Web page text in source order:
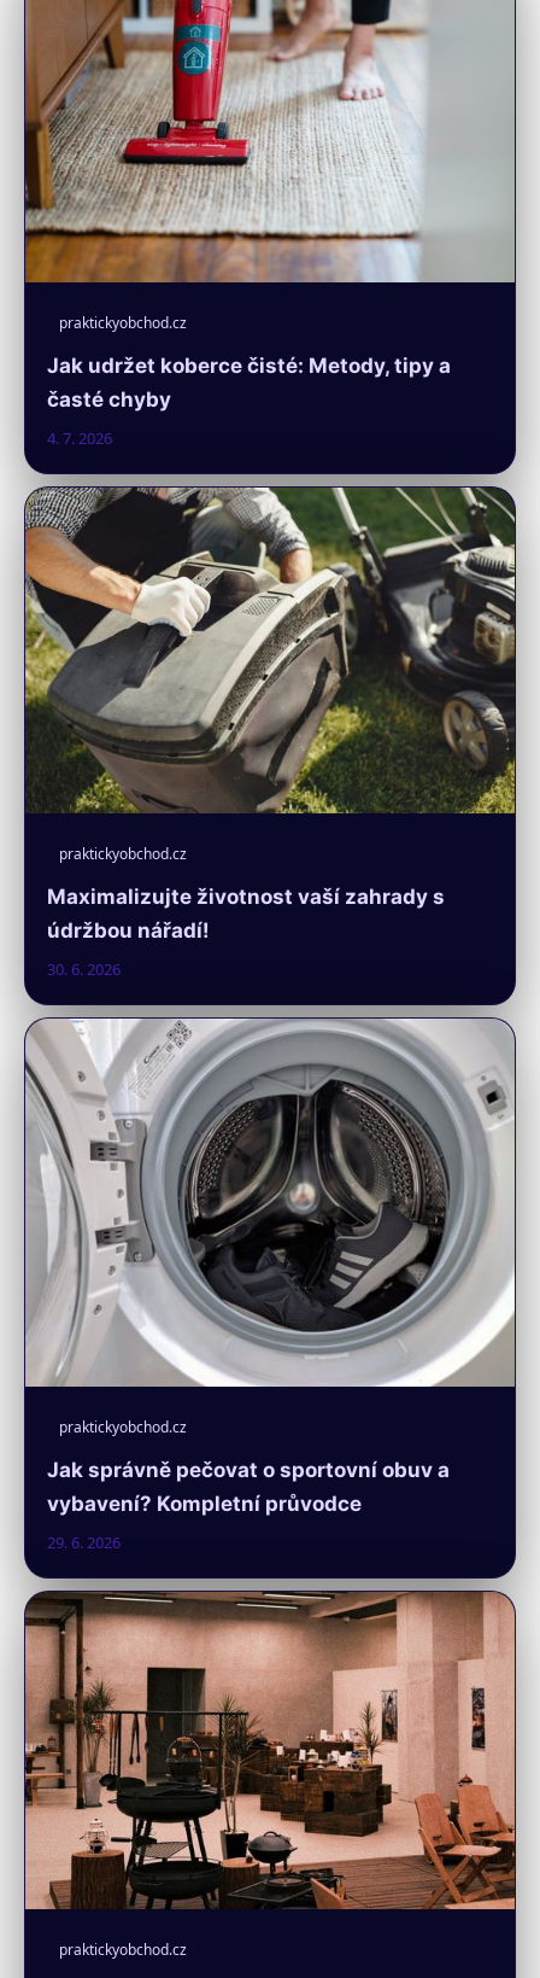
praktickyobchod.cz
Jak udržet koberce čisté: Metody, tipy a
časté chyby
4. 7. 2026
praktickyobchod.cz
Maximalizujte životnost vaší zahrady s
údržbou nářadí!
30. 6. 2026
praktickyobchod.cz
Jak správně pečovat o sportovní obuv a
vybavení? Kompletní průvodce
29. 6. 2026
praktickyobchod.cz